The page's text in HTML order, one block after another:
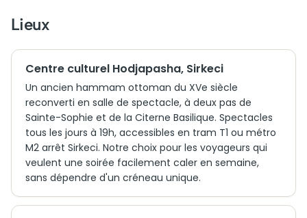
Lieux
Centre culturel Hodjapasha, Sirkeci
Un ancien hammam ottoman du XVe siècle
reconverti en salle de spectacle, à deux pas de
Sainte-Sophie et de la Citerne Basilique. Spectacles
tous les jours à 19h, accessibles en tram T1 ou métro
M2 arrêt Sirkeci. Notre choix pour les voyageurs qui
veulent une soirée facilement caler en semaine,
sans dépendre d'un créneau unique.